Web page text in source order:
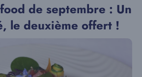
de septembre : Un
le deuxième offert !